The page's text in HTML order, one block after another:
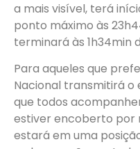
a mais visível, terá
ponto máximo às
terminará às 1h34min
Para aqueles que
Nacional transmitirá o
que todos
estiver encoberto por
estará em uma